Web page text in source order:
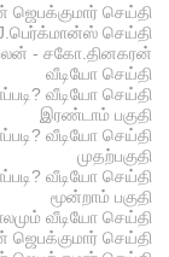
செய்தி
செய்தி
பலன் - சகோ.தினகரன்
வீடியோ செய்தி
வீடியோ செய்தி
இரண்டாம் பகுதி
வீடியோ செய்தி
முதற்பகுதி
வீடியோ செய்தி
மூன்றாம் பகுதி
வீடியோ செய்தி
செய்தி